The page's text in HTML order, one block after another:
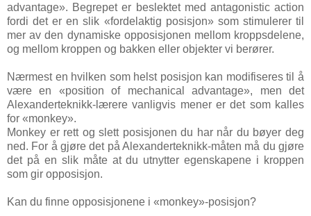
advantage». Begrepet er beslektet med antagonistic action
fordi det er en slik «fordelaktig posisjon» som stimulerer til
mer av den dynamiske opposisjonen mellom kroppsdelene,
og mellom kroppen og bakken eller objekter vi berører.
Nærmest en hvilken som helst posisjon kan modifiseres til å
være en «position of mechanical advantage», men det
Alexanderteknikk-lærere vanligvis mener er det som kalles
for «monkey».
Monkey er rett og slett posisjonen du har når du bøyer deg
ned. For å gjøre det på Alexanderteknikk-måten må du gjøre
det på en slik måte at du utnytter egenskapene i kroppen
som gir opposisjon.
Kan du finne opposisjonene i «monkey»-posisjon?